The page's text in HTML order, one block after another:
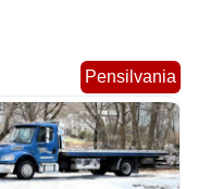
Pensilvania